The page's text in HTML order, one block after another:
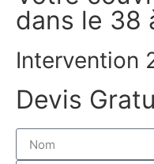
dans le 38
Intervention
Devis